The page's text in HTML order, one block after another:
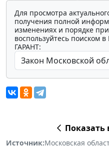
Для просмотра
получения полной
изменениях и порядке
воспользуйтесь поиском
ГАРАНТ:
Показать
Источник:Московская